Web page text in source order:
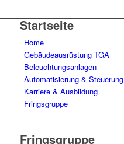
Startseite
Home
Gebäudeausrüstung TGA
Beleuchtungsanlagen
Automatisierung & Steuerung
Karriere & Ausbildung
Fringsgruppe
Fringsgruppe